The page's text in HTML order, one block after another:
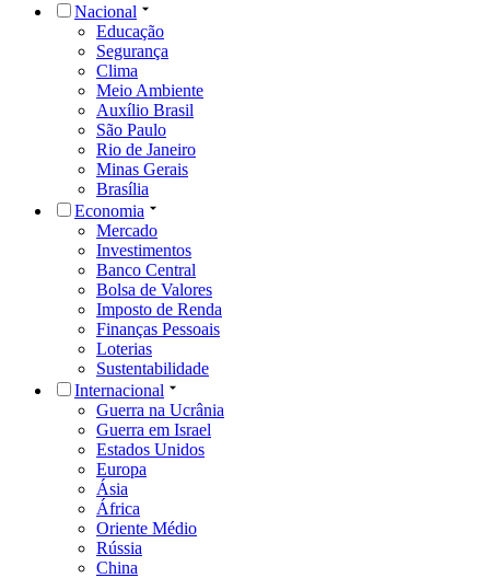
Nacional
Educação
Segurança
Clima
Meio Ambiente
Auxílio Brasil
São Paulo
Rio de Janeiro
Minas Gerais
Brasília
Economia
Mercado
Investimentos
Banco Central
Bolsa de Valores
Imposto de Renda
Finanças Pessoais
Loterias
Sustentabilidade
Internacional
Guerra na Ucrânia
Guerra em Israel
Estados Unidos
Europa
Ásia
África
Oriente Médio
Rússia
China